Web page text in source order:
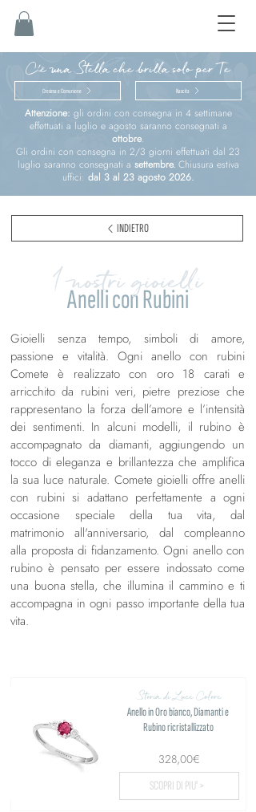
C'è una Stella che brilla solo per Te
Cresima e Comunione Nascita
Attenzione: gli ordini con consegna in 4 settimane
effettuati a luglio e agosto saranno consegnati a
ottobre.
Gli ordini con consegna in 2/3 giorni effettuati dal 23
luglio saranno consegnati a settembre.Chiusura estiva
uffici: dal 3 al 23 agosto 2026.
INDIETRO
Anelli con Rubini
I nostri gioielli
Gioielli senza tempo, simboli di amore,
passione e vitalità. Ogni anello con rubini
Comete è realizzato con oro 18 carati e
arricchito da rubini veri, pietre preziose che
rappresentano la forza dell’amore e l’intensità
dei sentimenti. In alcuni modelli, il rubino è
accompagnato da diamanti, aggiungendo un
tocco di eleganza e brillantezza che amplifica
la sua luce naturale. Comete gioielli offre anelli
con rubini si adattano perfettamente a ogni
occasione speciale della tua vita, dal
matrimonio all'anniversario, dal compleanno
alla proposta di fidanzamento. Ogni anello con
rubino è pensato per essere indossato come
una buona stella, che illumina il cammino e ti
accompagna in ogni passo importante della tua
vita.
Storia di Luce Colore
Anello in Oro bianco, Diamanti e
Rubino ricristallizzato
328,00€
SCOPRI DI PIU' >